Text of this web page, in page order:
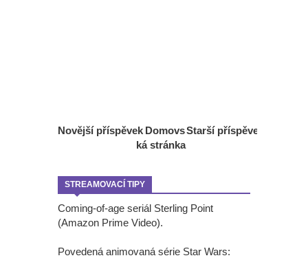
Novější příspěvek Starší příspěvek
Domovs
ká stránka
STREAMOVACÍ TIPY
Coming-of-age seriál Sterling Point
(Amazon Prime Video).
Povedená animovaná série Star Wars: